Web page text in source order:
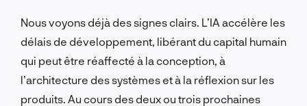
Nous voyons déjà des signes clairs. L’IA accélère les
délais de développement, libérant du capital humain
qui peut être réaffecté à la conception, à
l’architecture des systèmes et à la réflexion sur les
produits. Au cours des deux ou trois prochaines